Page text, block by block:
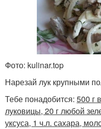
Фото: kulinar.top
Нарезай лук крупными
Тебе понадобится: 500 г
луковицы, 20 г любой
уксуса, 1 ч.л. сахара,